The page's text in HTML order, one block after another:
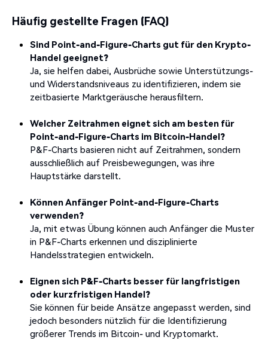
Häufig gestellte Fragen (FAQ)
Sind Point-and-Figure-Charts gut für den Krypto-
Handel geeignet?
Ja, sie helfen dabei, Ausbrüche sowie Unterstützungs-
und Widerstandsniveaus zu identifizieren, indem sie
zeitbasierte Marktgeräusche herausfiltern.
Welcher Zeitrahmen eignet sich am besten für
Point-and-Figure-Charts im Bitcoin-Handel?
P&F-Charts basieren nicht auf Zeitrahmen, sondern
ausschließlich auf Preisbewegungen, was ihre
Hauptstärke darstellt.
Können Anfänger Point-and-Figure-Charts
verwenden?
Ja, mit etwas Übung können auch Anfänger die Muster
in P&F-Charts erkennen und disziplinierte
Handelsstrategien entwickeln.
Eignen sich P&F-Charts besser für langfristigen
oder kurzfristigen Handel?
Sie können für beide Ansätze angepasst werden, sind
jedoch besonders nützlich für die Identifizierung
größerer Trends im Bitcoin- und Kryptomarkt.